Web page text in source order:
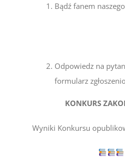
Bądź fanem
Odpowiedz na
formularz
KONKURS
Wyniki Konkursu